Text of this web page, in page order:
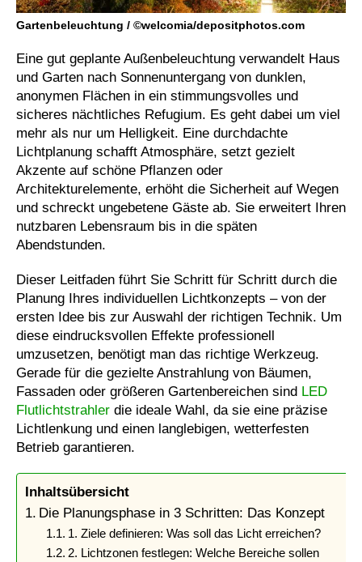
Gartenbeleuchtung / ©welcomia/depositphotos.com
Eine gut geplante Außenbeleuchtung verwandelt Haus
und Garten nach Sonnenuntergang von dunklen,
anonymen Flächen in ein stimmungsvolles und
sicheres nächtliches Refugium. Es geht dabei um viel
mehr als nur um Helligkeit. Eine durchdachte
Lichtplanung schafft Atmosphäre, setzt gezielt
Akzente auf schöne Pflanzen oder
Architekturelemente, erhöht die Sicherheit auf Wegen
und schreckt ungebetene Gäste ab. Sie erweitert Ihren
nutzbaren Lebensraum bis in die späten
Abendstunden.
Dieser Leitfaden führt Sie Schritt für Schritt durch die
Planung Ihres individuellen Lichtkonzepts – von der
ersten Idee bis zur Auswahl der richtigen Technik. Um
diese eindrucksvollen Effekte professionell
umzusetzen, benötigt man das richtige Werkzeug.
Gerade für die gezielte Anstrahlung von Bäumen,
Fassaden oder größeren Gartenbereichen sind LED
Flutlichtstrahler die ideale Wahl, da sie eine präzise
Lichtlenkung und einen langlebigen, wetterfesten
Betrieb garantieren.
Inhaltsübersicht
Die Planungsphase in 3 Schritten: Das Konzept
1. Ziele definieren: Was soll das Licht erreichen?
2. Lichtzonen festlegen: Welche Bereiche sollen